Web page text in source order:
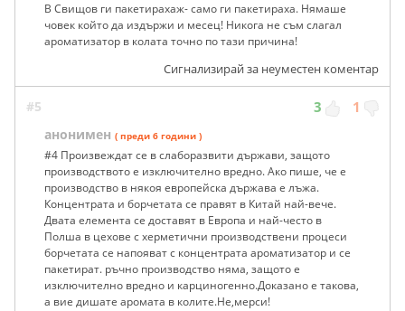
В Свищов ги пакетирахаж- само ги пакетираха. Нямаше
човек който да издържи и месец! Никога не съм слагал
ароматизатор в колата точно по тази причина!
Сигнализирай за неуместен коментар
#5 3 1
анонимен ( преди 6 години )
#4 Произвеждат се в слаборазвити държави, защото
производството е изключително вредно. Ако пише, че е
производство в някоя европейска държава е лъжа.
Концентрата и борчетата се правят в Китай най-вече.
Двата елемента се доставят в Европа и най-често в
Полша в цехове с херметични производствени процеси
борчетата се напояват с концентрата ароматизатор и се
пакетират. ръчно производство няма, защото е
изключително вредно и карциногенно.Доказано е такова,
а вие дишате аромата в колите.Не,мерси!